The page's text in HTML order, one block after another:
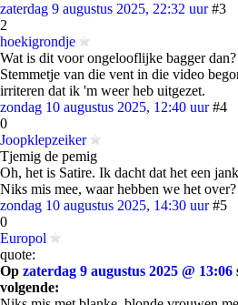
zaterdag 9 augustus 2025, 22:32 uur #3
2
hoekigrondje
Wat is dit voor ongelooflijke bagger dan?
Stemmetje van die vent in die video
irriteren dat ik 'm weer heb uitgezet.
zondag 10 augustus 2025, 12:40 uur #4
0
Joopklepzeiker
Tjemig de pemig
Oh, het is Satire. Ik dacht dat het een
Niks mis mee, waar hebben we het over?
zondag 10 augustus 2025, 14:30 uur #5
0
Europol
quote:
Op zaterdag 9 augustus 2025 @ 13:06
volgende: